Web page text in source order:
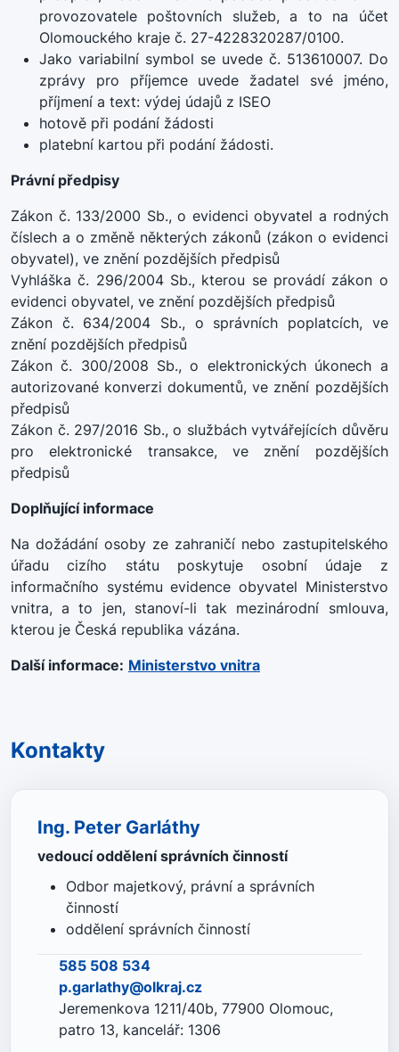
provozovatele poštovních služeb, a to na účet
Olomouckého kraje č. 27-4228320287/0100.
Jako variabilní symbol se uvede č. 513610007. Do
zprávy pro příjemce uvede žadatel své jméno,
příjmení a text: výdej údajů z ISEO
hotově při podání žádosti
platební kartou při podání žádosti.
Právní předpisy
Zákon č. 133/2000 Sb., o evidenci obyvatel a rodných
číslech a o změně některých zákonů (zákon o evidenci
obyvatel), ve znění pozdějších předpisů
Vyhláška č. 296/2004 Sb., kterou se provádí zákon o
evidenci obyvatel, ve znění pozdějších předpisů
Zákon č. 634/2004 Sb., o správních poplatcích, ve
znění pozdějších předpisů
Zákon č. 300/2008 Sb., o elektronických úkonech a
autorizované konverzi dokumentů, ve znění pozdějších
předpisů
Zákon č. 297/2016 Sb., o službách vytvářejících důvěru
pro elektronické transakce, ve znění pozdějších
předpisů
Doplňující informace
Na dožádání osoby ze zahraničí nebo zastupitelského
úřadu cizího státu poskytuje osobní údaje z
informačního systému evidence obyvatel Ministerstvo
vnitra, a to jen, stanoví-li tak mezinárodní smlouva,
kterou je Česká republika vázána.
Další informace: Ministerstvo vnitra
Kontakty
Ing. Peter Garláthy
vedoucí oddělení správních činností
Odbor majetkový, právní a správních
činností
oddělení správních činností
585 508 534
p.garlathy@olkraj.cz
Jeremenkova 1211/40b, 77900 Olomouc,
patro 13, kancelář: 1306